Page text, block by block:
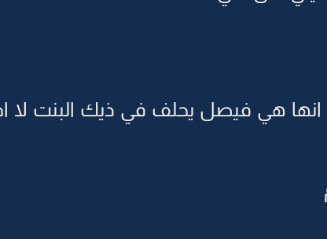
انها هي فيصل يحلف في ذيك البنت لا